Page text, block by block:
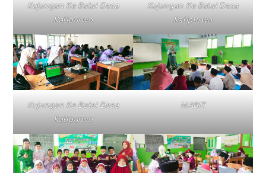
Kujungan Ke Balai Desa
Kalipurwo
Kujungan Ke Balai Desa
Kalipurwo
Kujungan Ke Balai Desa
Kalipurwo
MABIT